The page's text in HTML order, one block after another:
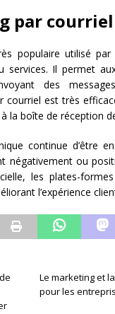
par courriel
populaire utilisé par
Il permet
des
est très
la boîte de réception
continue d’être
négativement ou
les plates-
l’expérience
Le marketing et
pour les